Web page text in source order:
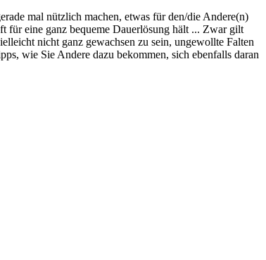
mal nützlich machen, etwas für den/die Andere(n)
für eine ganz bequeme Dauerlösung hält ... Zwar gilt
nicht ganz gewachsen zu sein, ungewollte Falten
wie Sie Andere dazu bekommen, sich ebenfalls daran